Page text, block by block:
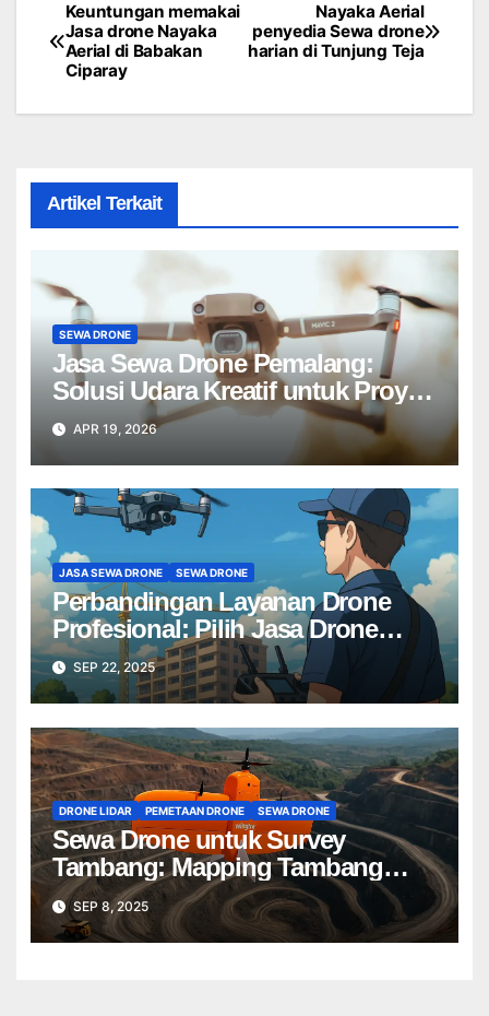
Post
navigation
Nayaka Aerial
penyedia Sewa drone
harian di Tunjung Teja
Keuntungan memakai
Jasa drone Nayaka
Aerial di Babakan
Ciparay
Artikel Terkait
SEWA DRONE
Jasa Sewa Drone Pemalang:
Solusi Udara Kreatif untuk Proyek
Anda Tanpa Batas】
APR 19, 2026
JASA SEWA DRONE SEWA DRONE
Perbandingan Layanan Drone
Profesional: Pilih Jasa Drone
Terbaik untuk Proyek Anda
SEP 22, 2025
DRONE LIDAR PEMETAAN DRONE SEWA DRONE
Sewa Drone untuk Survey
Tambang: Mapping Tambang
Profesional Lebih Cepat & Akurat
SEP 8, 2025